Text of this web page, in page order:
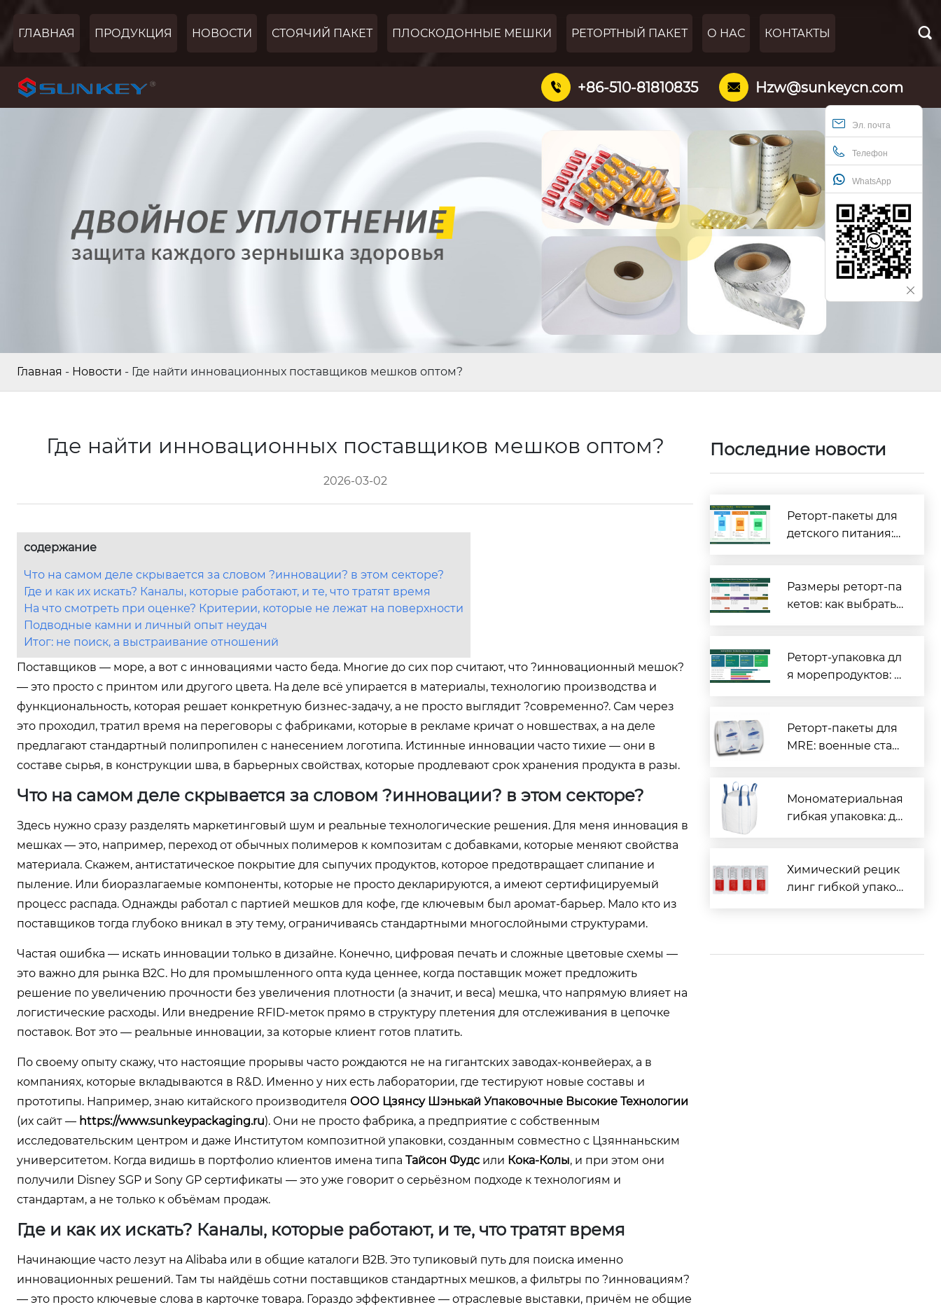
ГЛАВНАЯ ПРОДУКЦИЯ НОВОСТИ СТОЯЧИЙ ПАКЕТ ПЛОСКОДОННЫЕ МЕШКИ РЕТОРТНЫЙ ПАКЕТ О НАС КОНТАКТЫ 
 +86-510-81810835  Hzw@sunkeycn.com
Эл. почта
Телефон
WhatsApp
Главная - Новости - Где найти инновационных поставщиков мешков оптом?
Где найти инновационных поставщиков мешков оптом?
2026-03-02
содержание
Что на самом деле скрывается за словом ?инновации? в этом секторе?
Где и как их искать? Каналы, которые работают, и те, что тратят время
На что смотреть при оценке? Критерии, которые не лежат на поверхности
Подводные камни и личный опыт неудач
Итог: не поиск, а выстраивание отношений
Поставщиков — море, а вот с инновациями часто беда. Многие до сих пор считают, что ?инновационный мешок?
— это просто с принтом или другого цвета. На деле всё упирается в материалы, технологию производства и
функциональность, которая решает конкретную бизнес-задачу, а не просто выглядит ?современно?. Сам через
это проходил, тратил время на переговоры с фабриками, которые в рекламе кричат о новшествах, а на деле
предлагают стандартный полипропилен с нанесением логотипа. Истинные инновации часто тихие — они в
составе сырья, в конструкции шва, в барьерных свойствах, которые продлевают срок хранения продукта в разы.
Что на самом деле скрывается за словом ?инновации? в этом секторе?
Здесь нужно сразу разделять маркетинговый шум и реальные технологические решения. Для меня инновация в
мешках — это, например, переход от обычных полимеров к композитам с добавками, которые меняют свойства
материала. Скажем, антистатическое покрытие для сыпучих продуктов, которое предотвращает слипание и
пыление. Или биоразлагаемые компоненты, которые не просто декларируются, а имеют сертифицируемый
процесс распада. Однажды работал с партией мешков для кофе, где ключевым был аромат-барьер. Мало кто из
поставщиков тогда глубоко вникал в эту тему, ограничиваясь стандартными многослойными структурами.
Частая ошибка — искать инновации только в дизайне. Конечно, цифровая печать и сложные цветовые схемы —
это важно для рынка B2C. Но для промышленного опта куда ценнее, когда поставщик может предложить
решение по увеличению прочности без увеличения плотности (а значит, и веса) мешка, что напрямую влияет на
логистические расходы. Или внедрение RFID-меток прямо в структуру плетения для отслеживания в цепочке
поставок. Вот это — реальные инновации, за которые клиент готов платить.
По своему опыту скажу, что настоящие прорывы часто рождаются не на гигантских заводах-конвейерах, а в
компаниях, которые вкладываются в R&D. Именно у них есть лаборатории, где тестируют новые составы и
прототипы. Например, знаю китайского производителя ООО Цзянсу Шэнькай Упаковочные Высокие Технологии
(их сайт — https://www.sunkeypackaging.ru). Они не просто фабрика, а предприятие с собственным
исследовательским центром и даже Институтом композитной упаковки, созданным совместно с Цзяннаньским
университетом. Когда видишь в портфолио клиентов имена типа Тайсон Фудс или Кока-Колы, и при этом они
получили Disney SGP и Sony GP сертификаты — это уже говорит о серьёзном подходе к технологиям и
стандартам, а не только к объёмам продаж.
Где и как их искать? Каналы, которые работают, и те, что тратят время
Начинающие часто лезут на Alibaba или в общие каталоги B2B. Это тупиковый путь для поиска именно
инновационных решений. Там ты найдёшь сотни поставщиков стандартных мешков, а фильтры по ?инновациям?
— это просто ключевые слова в карточке товара. Гораздо эффективнее — отраслевые выставки, причём не общие
Последние новости
Реторт-пакеты для
детского питания:
и соответствию тре
бованиям [2026]
Размеры реторт-па
кетов: как выбрать
одукта
Реторт-упаковка дл
я морепродуктов: п
и морской продукц
ии
Реторт-пакеты для
MRE: военные стан
Мономатериальная
гибкая упаковка: де
аркетинговая конц
епция?
Химический рецик
линг гибкой упаков